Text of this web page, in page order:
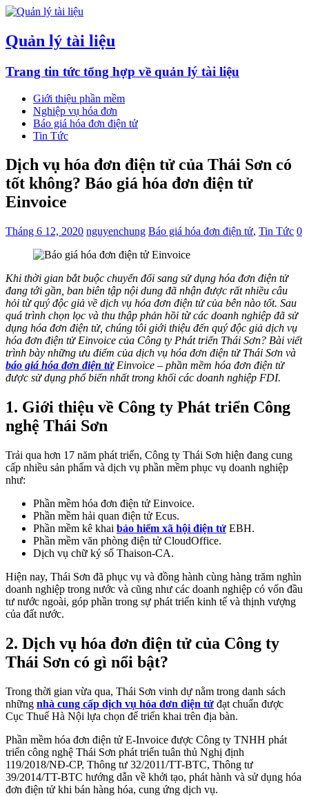
Quản lý tài liệu
Trang tin tức tổng hợp về quản lý tài liệu
Giới thiệu phần mềm
Nghiệp vụ hóa đơn
Báo giá hóa đơn điện tử
Tin Tức
Dịch vụ hóa đơn điện tử của Thái Sơn có
tốt không? Báo giá hóa đơn điện tử
Einvoice
Tháng 6 12, 2020 nguyenchung Báo giá hóa đơn điện tử, Tin Tức 0
Khi thời gian bắt buộc chuyển đổi sang sử dụng hóa đơn điện tử
đang tới gần, ban biên tập nội dung đã nhận được rất nhiều câu
hỏi từ quý độc giả về dịch vụ hóa đơn điện tử của bên nào tốt. Sau
quá trình chọn lọc và thu thập phản hồi từ các doanh nghiệp đã sử
dụng hóa đơn điện tử, chúng tôi giới thiệu đến quý độc giả dịch vụ
hóa đơn điện tử Einvoice của Công ty Phát triển Thái Sơn? Bài viết
trình bày những ưu điểm của dịch vụ hóa đơn điện tử Thái Sơn và
báo giá hóa đơn điện tửEinvoice – phần mềm hóa đơn điện tử
được sử dụng phổ biến nhất trong khối các doanh nghiệp FDI.
1. Giới thiệu về Công ty Phát triển Công
nghệ Thái Sơn
Trải qua hơn 17 năm phát triển, Công ty Thái Sơn hiện đang cung
cấp nhiều sản phẩm và dịch vụ phần mềm phục vụ doanh nghiệp
như:
Phần mềm hóa đơn điện tử Einvoice.
Phần mềm hải quan điện tử Ecus.
Phần mềm kê khai bảo hiểm xã hội điện tử EBH.
Phần mềm văn phòng điện tử CloudOffice.
Dịch vụ chữ ký số Thaison-CA.
Hiện nay, Thái Sơn đã phục vụ và đồng hành cùng hàng trăm nghìn
doanh nghiệp trong nước và cũng như các doanh nghiệp có vốn đầu
tư nước ngoài, góp phần trong sự phát triển kinh tế và thịnh vượng
của đất nước.
2. Dịch vụ hóa đơn điện tử của Công ty
Thái Sơn có gì nổi bật?
Trong thời gian vừa qua, Thái Sơn vinh dự nằm trong danh sách
những nhà cung cấp dịch vụ hóa đơn điện tử đạt chuẩn được
Cục Thuế Hà Nội lựa chọn để triển khai trên địa bàn.
Phần mềm hóa đơn điện tử E-Invoice được Công ty TNHH phát
triển công nghệ Thái Sơn phát triển tuân thủ Nghị định
119/2018/NĐ-CP, Thông tư 32/2011/TT-BTC, Thông tư
39/2014/TT-BTC hướng dẫn về khởi tạo, phát hành và sử dụng hóa
đơn điện tử khi bán hàng hóa, cung ứng dịch vụ.